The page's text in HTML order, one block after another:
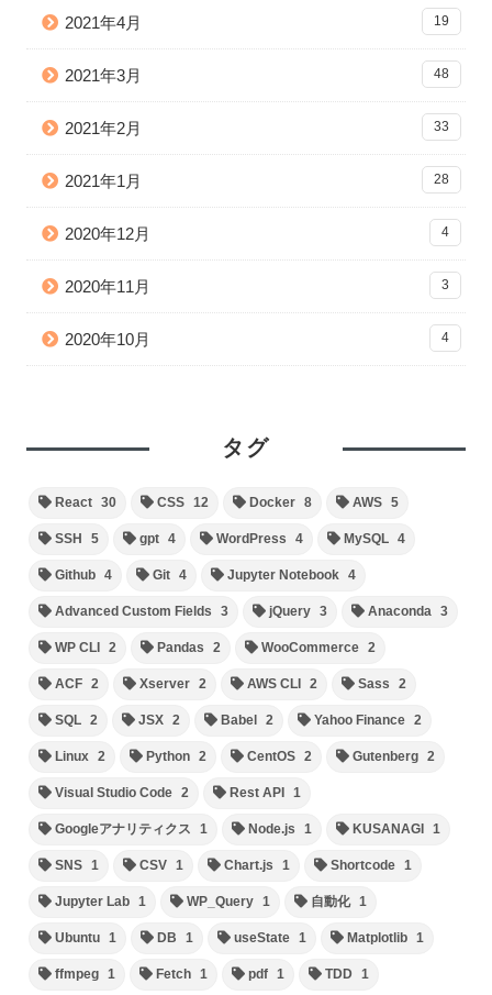
2021年4月 19
2021年3月 48
2021年2月 33
2021年1月 28
2020年12月 4
2020年11月 3
2020年10月 4
タグ
React 30 CSS 12 Docker 8 AWS 5
SSH 5 gpt 4 WordPress 4 MySQL 4
Github 4 Git 4 Jupyter Notebook 4
Advanced Custom Fields 3 jQuery 3 Anaconda 3
WP CLI 2 Pandas 2 WooCommerce 2
ACF 2 Xserver 2 AWS CLI 2 Sass 2
SQL 2 JSX 2 Babel 2 Yahoo Finance 2
Linux 2 Python 2 CentOS 2 Gutenberg 2
Visual Studio Code 2 Rest API 1
Googleアナリティクス 1 Node.js 1 KUSANAGI 1
SNS 1 CSV 1 Chart.js 1 Shortcode 1
Jupyter Lab 1 WP_Query 1 自動化 1
Ubuntu 1 DB 1 useState 1 Matplotlib 1
ffmpeg 1 Fetch 1 pdf 1 TDD 1